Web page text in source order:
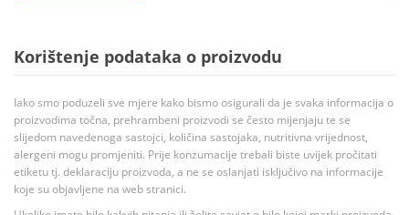
Korištenje podataka o proizvodu
Iako smo poduzeli sve mjere kako bismo osigurali da je svaka informacija o
proizvodima točna, prehrambeni proizvodi se često mijenjaju te se
slijedom navedenoga sastojci, količina sastojaka, nutritivna vrijednost,
alergeni mogu promjeniti. Prije konzumacije trebali biste uvijek pročitati
etiketu tj. deklaraciju proizvoda, a ne se oslanjati isključivo na informacije
koje su objavljene na web stranici.